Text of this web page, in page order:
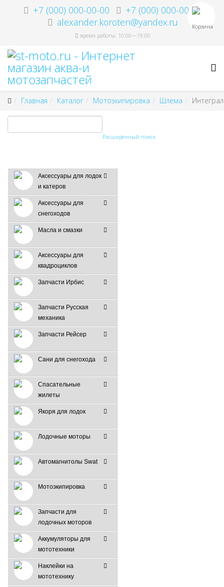
+7 (000) 000-00-00
+7 (000) 000-00-00
alexander.koroten@yandex.ru
время работы: 10:00—19:00
Корзина
Главная Каталог Мотоэкипировка Шлема Интеграл
Расширенный поиск
Аксессуары для лодок
и катеров
Аксессуары для
снегоходов
Масла и смазки
Аксессуары для
квадроциклов
Запчасти Ирбис
Запчасти Русская
механика
Запчасти Рейсер
Сани для снегохода
Спасательные
жилеты
Якоря для лодок
Лодочные моторы
Автомагнитолы Swat
Мотоэкипировка
Запчасти для
лодочных моторов
Аккумуляторы для
мототехники
Наклейки на
мототехнику